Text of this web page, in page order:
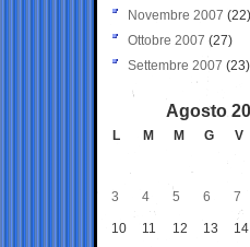
Novembre 2007 (22)
Ottobre 2007 (27)
Settembre 2007 (23)
Agosto
L M M G V
3 4 5 6 7
10 11 12 13 14